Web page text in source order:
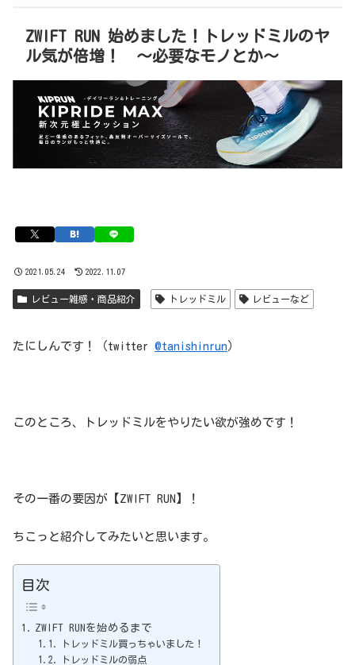
ZWIFT RUN 始めました！トレッドミルのヤ
ル気が倍増！ 〜必要なモノとか〜
2021.05.24 2022.11.07
レビュー雑感・商品紹介 トレッドミル レビューなど
たにしんです！（twitter @tanishinrun ）
このところ、トレッドミルをやりたい欲が強めです！
その一番の要因が【ZWIFT RUN】！
ちこっと紹介してみたいと思います。
目次
ZWIFT RUNを始めるまで
トレッドミル買っちゃいました！
トレッドミルの弱点